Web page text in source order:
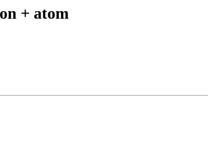
+ atom